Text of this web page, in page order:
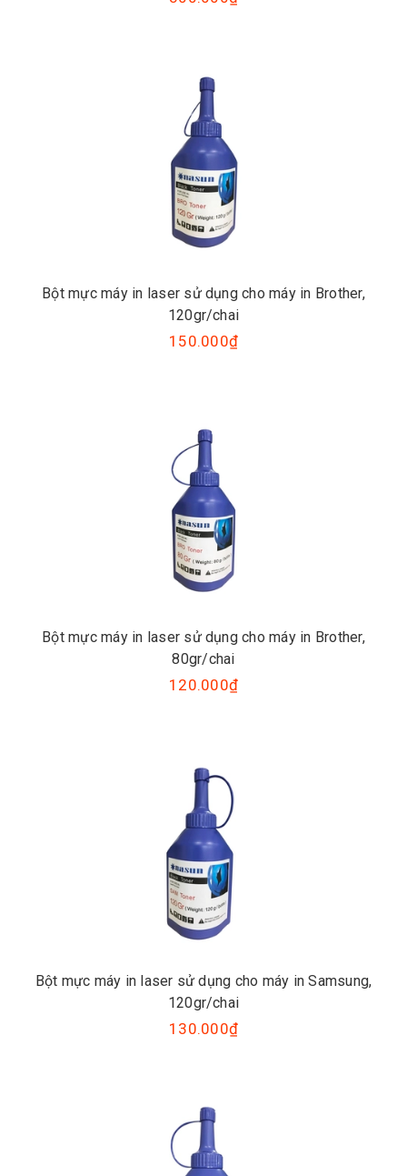
Bột mực máy in laser sử dụng cho máy in Brother,
120gr/chai
150.000₫
Bột mực máy in laser sử dụng cho máy in Brother,
80gr/chai
120.000₫
Bột mực máy in laser sử dụng cho máy in Samsung,
120gr/chai
130.000₫